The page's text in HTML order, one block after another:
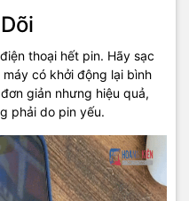
thoại hết pin. Hãy sạc
có khởi động lại bình
giản nhưng hiệu quả,
phải do pin yếu.